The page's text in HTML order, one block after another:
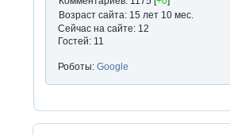
Возраст сайта: 15 лет 10 мес.
Сейчас на сайте: 12
Гостей: 11
Роботы:Google